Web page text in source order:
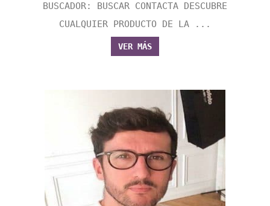
BUSCADOR: BUSCAR CONTACTA DESCUBRE
CUALQUIER PRODUCTO DE LA ...
VER MÁS